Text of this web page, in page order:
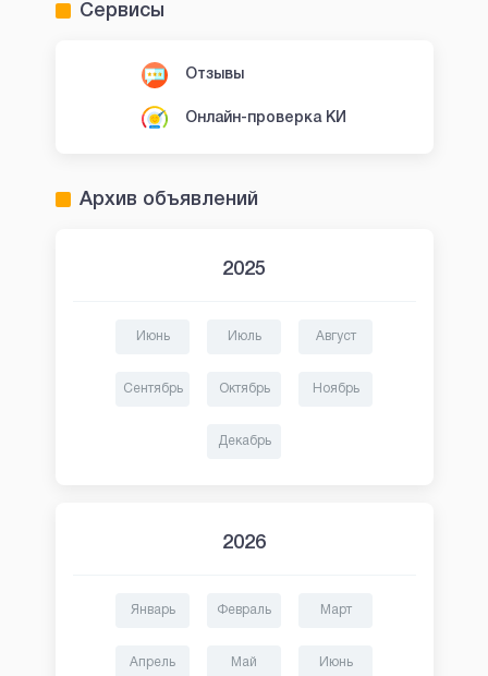
Сервисы
Отзывы
Онлайн-проверка КИ
Архив объявлений
2025
Июнь Июль Август
Сентябрь Октябрь Ноябрь
Декабрь
2026
Январь Февраль Март
Апрель Май Июнь